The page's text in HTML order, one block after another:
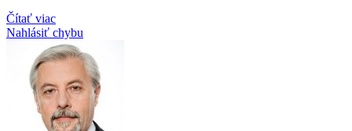
Čítať viac
Nahlásiť chybu